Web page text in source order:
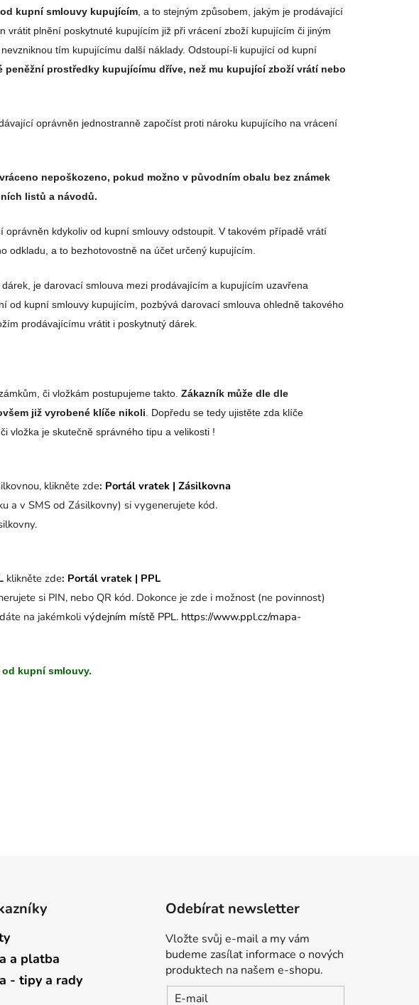
kupní smlouvy kupujícím , a to stejným způsobem, jakým je prodávající
vrátit plnění poskytnuté kupujícím již při vrácení zboží kupujícím či jiným
tím kupujícímu další náklady. Odstoupí-li kupující od kupní
prostředky kupujícímu dříve, než mu kupující zboží vrátí nebo
oprávněn jednostranně započíst proti nároku kupujícího na vrácení
nepoškozeno, pokud možno v původním obalu bez známek
listů a návodů.
kdykoliv od kupní smlouvy odstoupit. V takovém případě vrátí
odkladu, a to bezhotovostně na účet určený kupujícím.
je darovací smlouva mezi prodávajícím a kupujícím uzavřena
od kupní smlouvy kupujícím, pozbývá darovací smlouva ohledně takového
prodávajícímu vrátit i poskytnutý dárek.
či vložkám postupujeme takto. Zákazník může dle dle
již vyrobené klíče nikoli . Dopředu se tedy ujistěte zda klíče
vložka je skutečně správného tipu a velikosti !
klikněte zde: Portál vratek | Zásilkovna
a v SMS od Zásilkovny) si vygenerujete kód.
klikněte zde: Portál vratek | PPL
si PIN, nebo QR kód. Dokonce je zde i možnost (ne povinnost)
na jakémkoli výdejním místě PPL. https://www.ppl.cz/mapa-
kupní smlouvy.
a platba
- tipy a rady
Odebírat newsletter
Vložte svůj e-mail a my vám
budeme zasílat informace o nových
produktech na našem e-shopu.
E-mail